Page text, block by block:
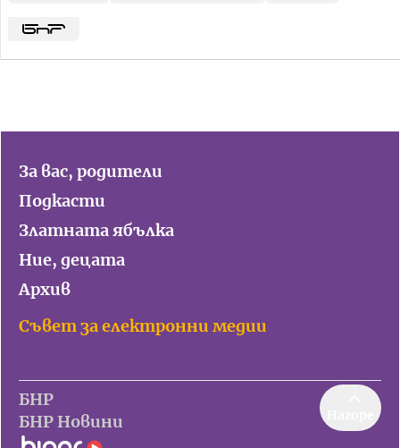
За вас, родители
Подкасти
Златната ябълка
Ние, децата
Архив
Съвет за електронни медии
БНР
БНР Новини